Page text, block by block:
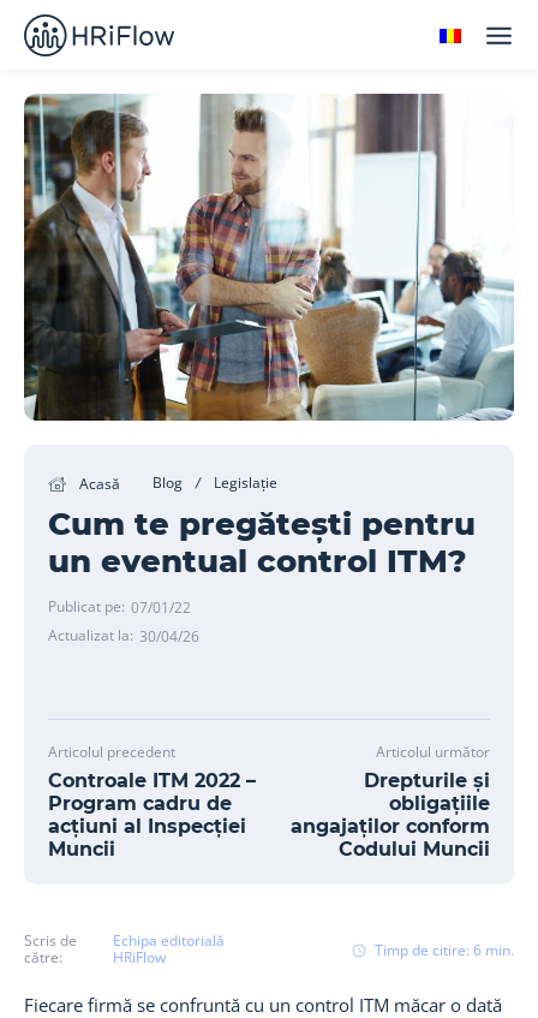
Acasă Blog Legislație
Cum te pregătești pentru
un eventual control ITM?
Publicat pe: 07/01/22
Actualizat la: 30/04/26
Articolul precedent
Controale ITM 2022 –
Program cadru de
acțiuni al Inspecției
Muncii
Articolul următor
Drepturile și
obligațiile
angajaților conform
Codului Muncii
Scris de
către:
Echipa editorială
HRiFlow
Timp de citire: 6 min.
Fiecare firmă se confruntă cu un control ITM măcar o dată